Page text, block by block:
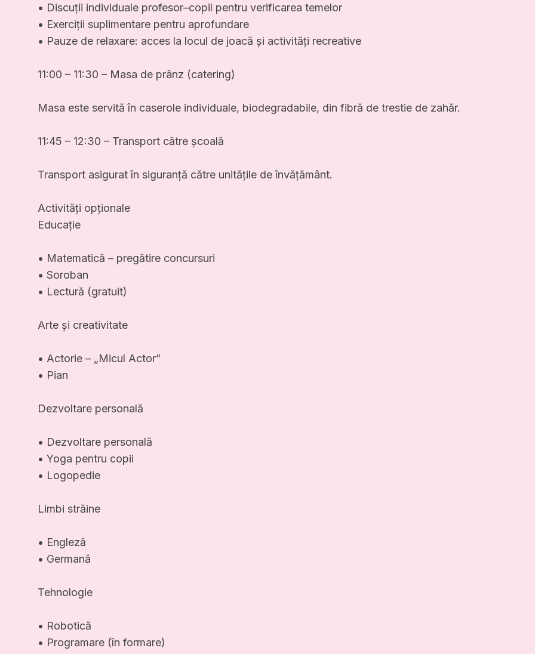
• Discuții individuale profesor–copil pentru verificarea temelor
• Exerciții suplimentare pentru aprofundare
• Pauze de relaxare: acces la locul de joacă și activități recreative
11:00 – 11:30 – Masa de prânz (catering)
Masa este servită în caserole individuale, biodegradabile, din fibră de trestie de zahăr.
11:45 – 12:30 – Transport către școală
Transport asigurat în siguranță către unitățile de învățământ.
Activități opționale
Educație
• Matematică – pregătire concursuri
• Soroban
• Lectură (gratuit)
Arte și creativitate
• Actorie – „Micul Actor”
• Pian
Dezvoltare personală
• Dezvoltare personală
• Yoga pentru copii
• Logopedie
Limbi străine
• Engleză
• Germană
Tehnologie
• Robotică
• Programare (în formare)